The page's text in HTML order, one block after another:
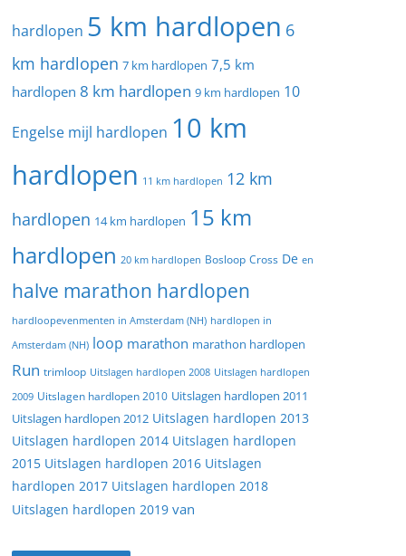
hardlopen 5 km hardlopen 6
km hardlopen 7 km hardlopen 7,5 km
hardlopen 8 km hardlopen 9 km hardlopen 10
Engelse mijl hardlopen 10 km
hardlopen 11 km hardlopen 12 km
hardlopen 14 km hardlopen 15 km
hardlopen 20 km hardlopen Bosloop Cross De en
halve marathon hardlopen
hardloopevenmenten in Amsterdam (NH) hardlopen in
Amsterdam (NH) loop marathon marathon hardlopen
Run trimloop Uitslagen hardlopen 2008 Uitslagen hardlopen
2009 Uitslagen hardlopen 2010 Uitslagen hardlopen 2011
Uitslagen hardlopen 2012 Uitslagen hardlopen 2013
Uitslagen hardlopen 2014 Uitslagen hardlopen
2015 Uitslagen hardlopen 2016 Uitslagen
hardlopen 2017 Uitslagen hardlopen 2018
Uitslagen hardlopen 2019 van